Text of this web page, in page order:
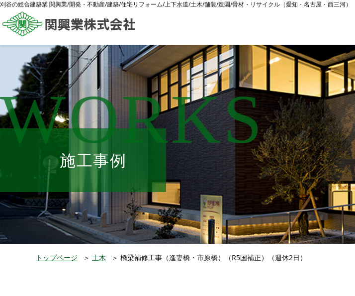
刈谷の総合建築業 関興業/開発・不動産/建築/住宅リフォーム/上下水道/土木/舗装/造園/骨材・リサイクル（愛知・名古屋・西三河）
WORKS
施工事例
トップページ ＞ 土木 ＞ 橋梁補修工事（逢妻橋・市原橋）（R5国補正）（週休2日）